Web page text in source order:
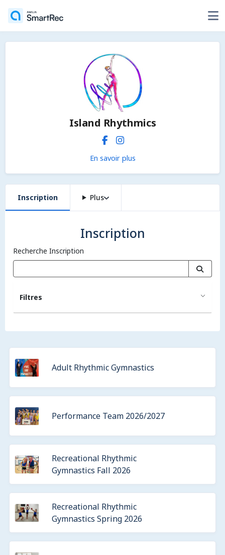
Island Rhythmics
En savoir plus
Inscription Plus
Inscription
Recherche Inscription
Filtres
Adult Rhythmic Gymnastics
Performance Team 2026/2027
Recreational Rhythmic
Gymnastics Fall 2026
Recreational Rhythmic
Gymnastics Spring 2026